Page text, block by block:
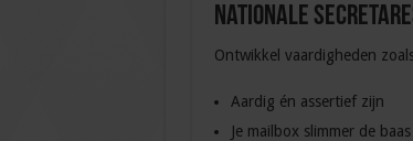
Nationale
Ontwikkel vaardigheden
Aardig én assertief zijn
Je mailbox slimmer de